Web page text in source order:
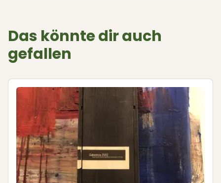
Das könnte dir auch
gefallen